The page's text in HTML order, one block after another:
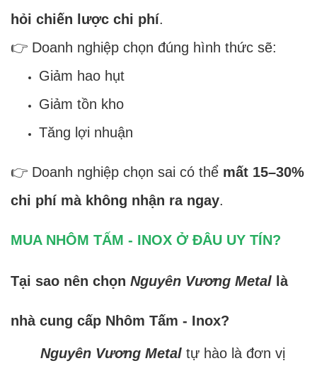
hỏi chiến lược chi phí.
👉 Doanh nghiệp chọn đúng hình thức sẽ:
Giảm hao hụt
Giảm tồn kho
Tăng lợi nhuận
👉 Doanh nghiệp chọn sai có thể mất 15–30%
chi phí mà không nhận ra ngay.
MUA NHÔM TẤM - INOX Ở ĐÂU UY TÍN?
Tại sao nên chọn Nguyên Vương Metal là
nhà cung cấp Nhôm Tấm - Inox?
Nguyên Vương Metal tự hào là đơn vị